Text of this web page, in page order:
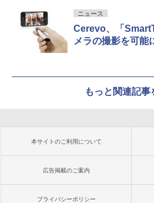
ニュース
Cerevo、「
メラの撮影を可能
もっと関連記事
本サイトのご利用について
広告掲載のご案内
プライバシーポリシー